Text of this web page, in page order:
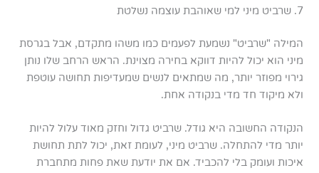
7. שרביט מיני למי שאוהבת עוצמה נשלטת
המילה "שרביט" נשמעת לפעמים כמו משהו מתקדם, אבל בגרסת
מיני הוא יכול להיות דווקא בחירה מצוינת. הראש הרחב שלו נותן
גירוי מפוזר יותר, מה שמתאים לנשים שמעדיפות תחושה עוטפת
ולא מיקוד חד מדי בנקודה אחת.
הנקודה החשובה היא גודל. שרביט גדול וחזק מאוד עלול להיות
יותר מדי להתחלה. שרביט מיני, לעומת זאת, יכול לתת תחושת
איכות ועומק בלי להכביד. אם את יודעת שאת פחות מתחברת